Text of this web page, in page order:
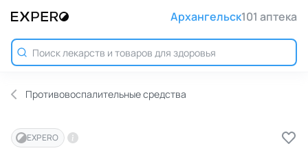
Архангельск101 аптека
Противовоспалительные средства
EXPERO